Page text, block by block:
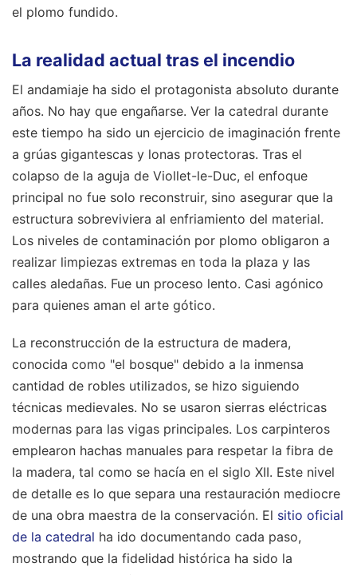
el plomo fundido.
La realidad actual tras el incendio
El andamiaje ha sido el protagonista absoluto durante
años. No hay que engañarse. Ver la catedral durante
este tiempo ha sido un ejercicio de imaginación frente
a grúas gigantescas y lonas protectoras. Tras el
colapso de la aguja de Viollet-le-Duc, el enfoque
principal no fue solo reconstruir, sino asegurar que la
estructura sobreviviera al enfriamiento del material.
Los niveles de contaminación por plomo obligaron a
realizar limpiezas extremas en toda la plaza y las
calles aledañas. Fue un proceso lento. Casi agónico
para quienes aman el arte gótico.
La reconstrucción de la estructura de madera,
conocida como "el bosque" debido a la inmensa
cantidad de robles utilizados, se hizo siguiendo
técnicas medievales. No se usaron sierras eléctricas
modernas para las vigas principales. Los carpinteros
emplearon hachas manuales para respetar la fibra de
la madera, tal como se hacía en el siglo XII. Este nivel
de detalle es lo que separa una restauración mediocre
de una obra maestra de la conservación. El sitio oficial
de la catedral ha ido documentando cada paso,
mostrando que la fidelidad histórica ha sido la